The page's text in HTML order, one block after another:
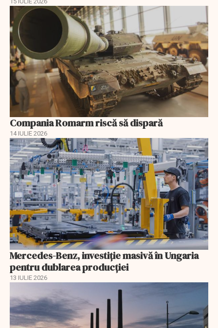
Compania Romarm riscă să dispară
14 IULIE 2026
Mercedes-Benz, investiție masivă în Ungaria
pentru dublarea producției
13 IULIE 2026